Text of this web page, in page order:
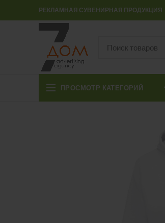
РЕКЛАМНАЯ СУВЕНИРНАЯ ПРОДУКЦИЯ
ПРОСМОТР КАТЕГОРИЙ